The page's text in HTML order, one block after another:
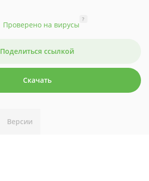
Проверено на вирусы
?
Поделиться ссылкой
Скачать
Версии